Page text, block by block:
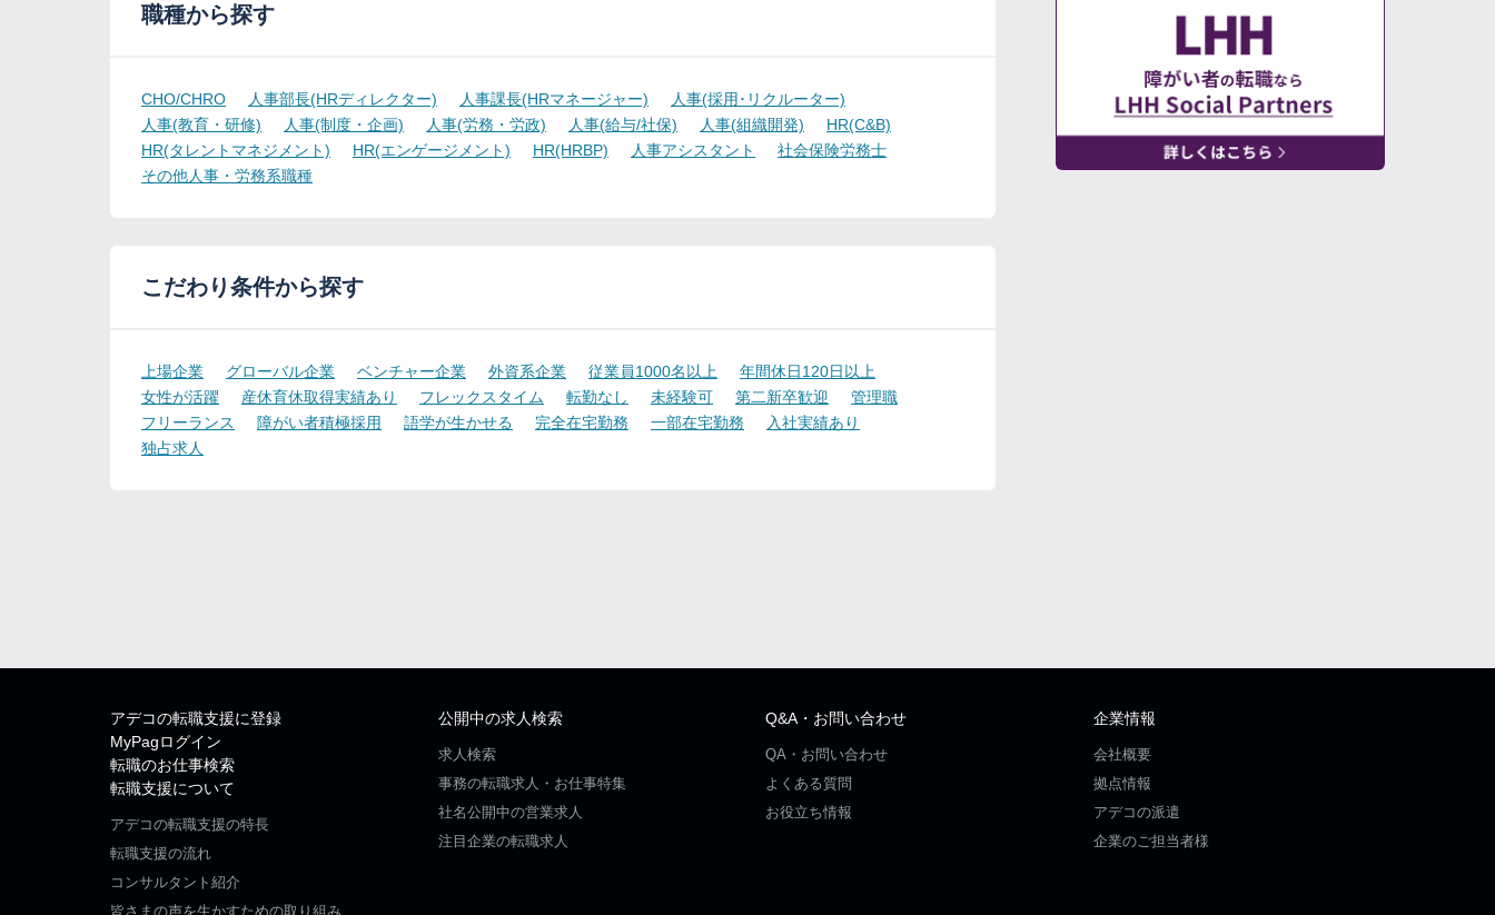
職種から探す
CHO/CHRO 人事部長(HRディレクター) 人事課長(HRマネージャー)
人事(採用･リクルーター)
人事(教育・研修)
人事(制度・企画) 人事(労務・労政) 人事(給与/社保) 人事(組織開発)
HR(C&B)
HR(タレントマネジメント)
HR(エンゲージメント) HR(HRBP) 人事アシスタント
社会保険労務士
その他人事・労務系職種
こだわり条件から探す
上場企業 グローバル企業 ベンチャー企業 外資系企業 従業員1000名以上
年間休日120日以上
女性が活躍
産休育休取得実績あり フレックスタイム 転勤なし 未経験可 第二新卒歓迎
管理職
フリーランス
障がい者積極採用 語学が生かせる 完全在宅勤務 一部在宅勤務
入社実績あり
独占求人
アデコの転職支援に登録
MyPagログイン
転職のお仕事検索
転職支援について
アデコの転職支援の特長
転職支援の流れ
コンサルタント紹介
皆さまの声を生かすための取り組み
公開中の求人検索
求人検索
事務の転職求人・お仕事特集
社名公開中の営業求人
注目企業の転職求人
Q&A・お問い合わせ
QA・お問い合わせ
よくある質問
お役立ち情報
企業情報
会社概要
拠点情報
アデコの派遣
企業のご担当者様